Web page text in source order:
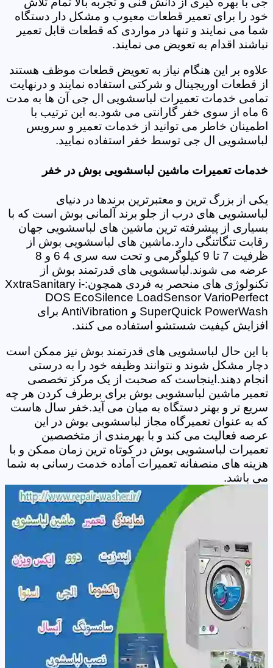
خود را برای تعمیر قطعات معیوب و مشکل دار دستگاه
شما می نمایند و تنها در مواردی که قطعات قابل تعمیر
نباشند اقدام به تعویض می نمایند.
علاوه بر این هنگام نیاز به تعویض قطعات موظف هستند
از قطعات اوریجینال و شرکتی استفاده نمایند و درنهایت
تمامی خدمات تعمیرات لباسشویی ال جی آن ها به مدت
6 ماه از سوی خفر گارانتی می شود.به این ترتیب با
اطمینان خاطر می توانید از خدمات تعمیر و سرویس
لباسشویی ال جی توسط خفر استفاده نمایید.
خدمات تعمیرات ماشین لباسشویی بوش در خفر
یکی از بزرگ ترین و معتبرترین برندها در دنیای
لباسشویی های درب از جلو برند آلمانی بوش است که با
بسیاری از پیشرفته ترین ماشین های لباسشویی جهان
رقابت تنگاتنگی دارد.ماشین های لباسشویی بوش از
ظرفیت 7 تا 9 کیلوگرمی و تحت سه سری 4 6 و 8
عرضه می شوند.لباسشویی های قدرتمند بوش از
تکنولوژی های منحصر به فردی همچون:XxtraSanitary i-
DOS EcoSilence LoadSensor VarioPerfect
SuperQuick PowerWash و AntiVibration برای
افزایش کیفیت شستشو استفاده می کنند.
با این حال لباسشویی های قدرتمند بوش نیز ممکن است
دچار مشکل شوند و نتوانند وظیفه خود را به درستی
انجام دهند.اینجاست که صحبت از یک مرکز تخصصی
تعمیر ماشین لباسشویی بوش برای برطرف کردن هر چه
سریع تر و بهتر دستگاه به میان می آید.خفر سال هاست
که به عنوان تعمیرگاه مجاز لباسشویی بوش در این
عرصه فعالیت می کند و با بهرمندی از متخصصین
تعمیرات لباسشویی بوش در کوتاه ترین زمان ممکن و با
هزینه های منصفانه تعمیرات آماده خدمت رسانی به شما
می باشد.